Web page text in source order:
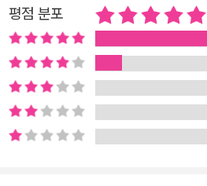
원에 소원을 빈 뒤 실종되었다는 충격
운음원을 부른 사람은 누구고, 이런
이유는 무엇일까? ‘럭키걸’의 주제가
있는 걸까? SNS들을 뒤져가며 계정을 찾아내고, 음악 검색과 지
도뷰 등 스마트폰 앱의 다양한 기능
헤치는 이야기를 따라가다 보면 어느
하게 된다. 섬뜩한 저주가 유나와 민
평점 분포